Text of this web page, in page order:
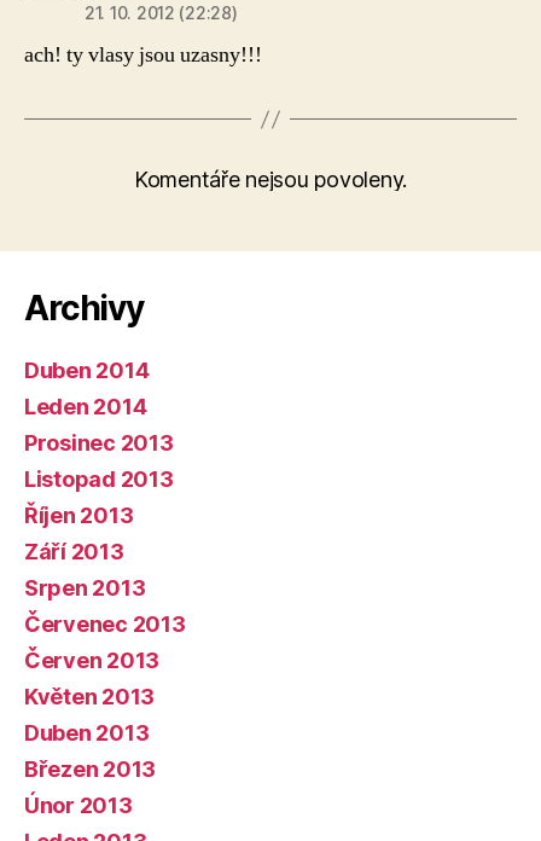
21. 10. 2012 (22:28)
ach! ty vlasy jsou uzasny!!!
Komentáře nejsou povoleny.
Archivy
Duben 2014
Leden 2014
Prosinec 2013
Listopad 2013
Říjen 2013
Září 2013
Srpen 2013
Červenec 2013
Červen 2013
Květen 2013
Duben 2013
Březen 2013
Únor 2013